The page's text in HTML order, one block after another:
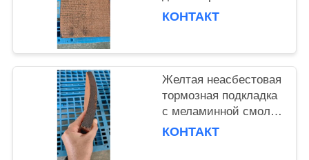
температур и
КОНТАКТ
Желтая неасбестовая
тормозная подкладка
с меламинной смолой
для повышения
КОНТАКТ